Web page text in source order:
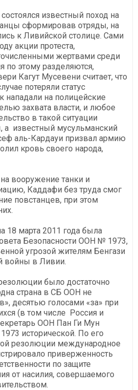
известный поход на
сформировав отряды, на
к Ливийской столице. Сами
акции протеста,
жертвами среди
по этому разделяются,
Кагут Мусевени считает, что
потеряли статус
нападали на полицейские
захвата власти, и любое
в такой ситуации
а известный мусульманский
аль-Кардауи призвал армию
кровь своего народа,
вооружение танки и
Каддафи без труда смог
повстанцев, при этом
18 марта 2011 года была
Безопасности ООН № 1973,
угрозой жителям Бенгази
войны в Ливии.
было достаточно
страна в СБ ООН не
десятью голосами «за» при
(в том числе Россия и
ООН Пан Ги Мун
исторической. По его
резолюции международное
приверженность
по защите
от насилия, совершаемого